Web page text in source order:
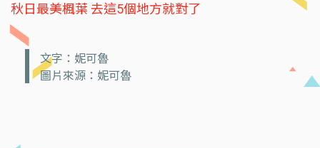
秋日最美楓葉 去這5個地方就對了
文字：妮可魯
圖片來源：妮可魯